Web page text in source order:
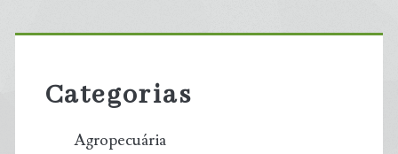
Primary
Sidebar
Categorias
Agropecuária